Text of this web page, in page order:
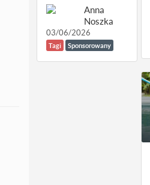
Anna
Noszka
03/06/2026
Tagi Sponsorowany